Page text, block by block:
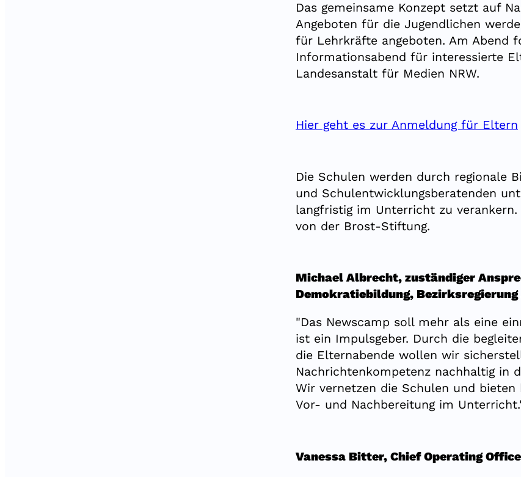
Das gemeinsame Konzept setzt auf
Angeboten für die Jugendlichen
für Lehrkräfte angeboten. Am Abend
Informationsabend für interessierte
Landesanstalt für Medien NRW.
Hier geht es zur Anmeldung für Eltern
Die Schulen werden durch regionale
und Schulentwicklungsberatenden
langfristig im Unterricht zu
von der Brost-Stiftung.
Michael Albrecht, zuständiger
Demokratiebildung, Bezirksregierung
"Das Newscamp soll mehr als eine
ist ein Impulsgeber. Durch die
die Elternabende wollen wir
Nachrichtenkompetenz nachhaltig in
Wir vernetzen die Schulen und
Vor- und Nachbereitung im
Vanessa Bitter, Chief Operating